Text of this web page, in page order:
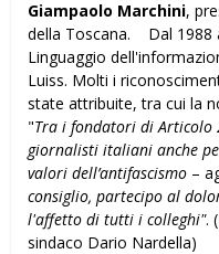
Giampaolo Marchini,
della Toscana. Dal 1988
Linguaggio
Luiss. Molti i
state attribuite, tra cui la
"Tra i fondatori di Articolo
giornalisti italiani anche
valori dell’antifascismo –
consiglio, partecipo al
l'affetto di tutti i colleghi".
sindaco Dario Nardella)